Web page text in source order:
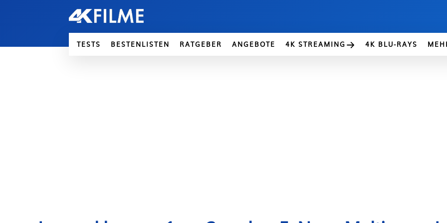
TESTS BESTENLISTEN RATGEBER ANGEBOTE 4K STREAMING 4K BLU-RAYS